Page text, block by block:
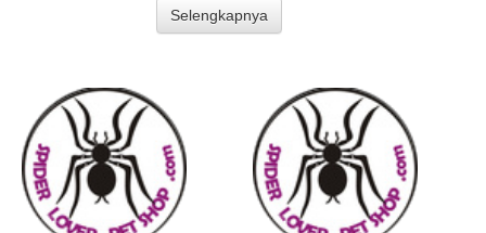
Selengkapnya